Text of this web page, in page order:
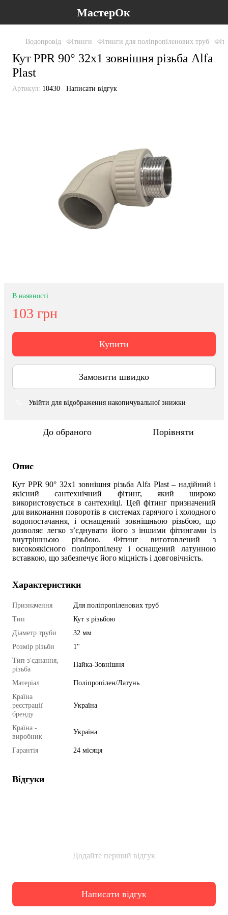
МастерОк
Водопровід Фітинги Фітинги для поліпропіленових труб
Кут PPR 90° 32х1 зовнішня різьба Alfa
Plast
Артикул: 10430 Написати відгук
В наявності
103 грн
Купити
Замовити швидко
Увійти для відображення накопичувальної знижки
До обраного Порівняти
Опис
Кут PPR 90° 32x1 зовнішня різьба Alfa Plast – надійний і
якісний сантехнічний фітинг, який широко
використовується в сантехніці. Цей фітинг призначений
для виконання поворотів в системах гарячого і холодного
водопостачання, і оснащений зовнішньою різьбою, що
дозволяє легко з’єднувати його з іншими фітингами із
внутрішньою різьбою. Фітинг виготовлений з
високоякісного поліпропілену і оснащений латунною
вставкою, що забезпечує його міцність і довговічність.
Характеристики
Призначення
Для поліпропіленових труб
Тип
Кут з різьбою
Діаметр труби
32 мм
Розмір різьби
1"
Тип з'єднання,
різьба
Пайка-Зовнішня
Матеріал
Поліпропілен/Латунь
Країна
реєстрації
бренду
Україна
Країна -
виробник
Україна
Гарантія 24 місяця
Відгуки
Додайте перший відгук
Написати відгук